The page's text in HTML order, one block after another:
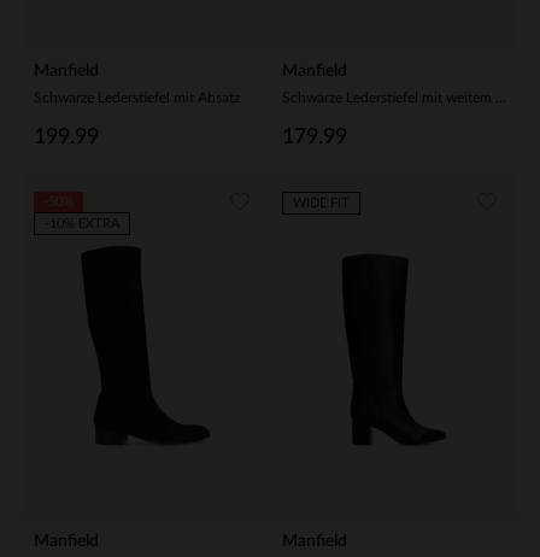
Manfield
Schwarze Lederstiefel mit Absatz
199.99
Manfield
179.99
Manfield
-10% EXTRA
Manfield
WIDE FIT